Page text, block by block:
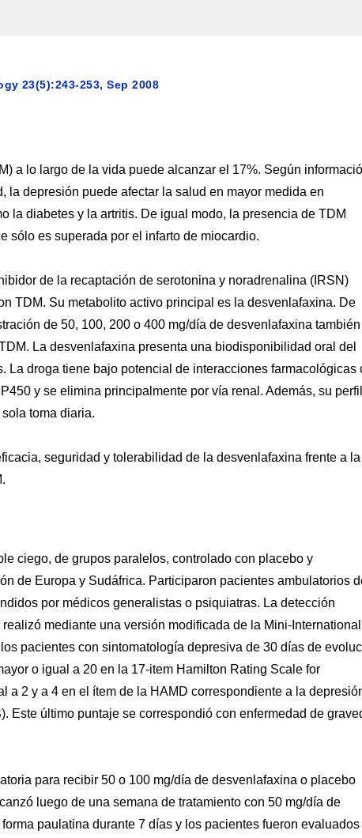
23(5):243-253, Sep 2008
a lo largo de la vida puede alcanzar el 17%. Según
depresión puede afectar la salud en mayor medida en
la diabetes y la artritis. De igual modo, la presencia de TDM
sólo es superada por el infarto de miocardio.
de la recaptación de serotonina y noradrenalina (IRSN)
TDM. Su metabolito activo principal es la desvenlafaxina. De
de 50, 100, 200 o 400 mg/día de desvenlafaxina también
La desvenlafaxina presenta una biodisponibilidad oral del
La droga tiene bajo potencial de interacciones farmacológicas
y se elimina principalmente por vía renal. Además, su perfil
toma diaria.
seguridad y tolerabilidad de la desvenlafaxina frente a la
ciego, de grupos paralelos, controlado con placebo y
de Europa y Sudáfrica. Participaron pacientes ambulatorios
por médicos generalistas o psiquiatras. La detección
mediante una versión modificada de la Mini-International
pacientes con sintomatología depresiva de 30 días de
o igual a 20 en la 17-item Hamilton Rating Scale for
a 2 y a 4 en el ítem de la HAMD correspondiente a la
Este último puntaje se correspondió con enfermedad de
para recibir 50 o 100 mg/día de desvenlafaxina o placebo
luego de una semana de tratamiento con 50 mg/día de
paulatina durante 7 días y los pacientes fueron evaluados